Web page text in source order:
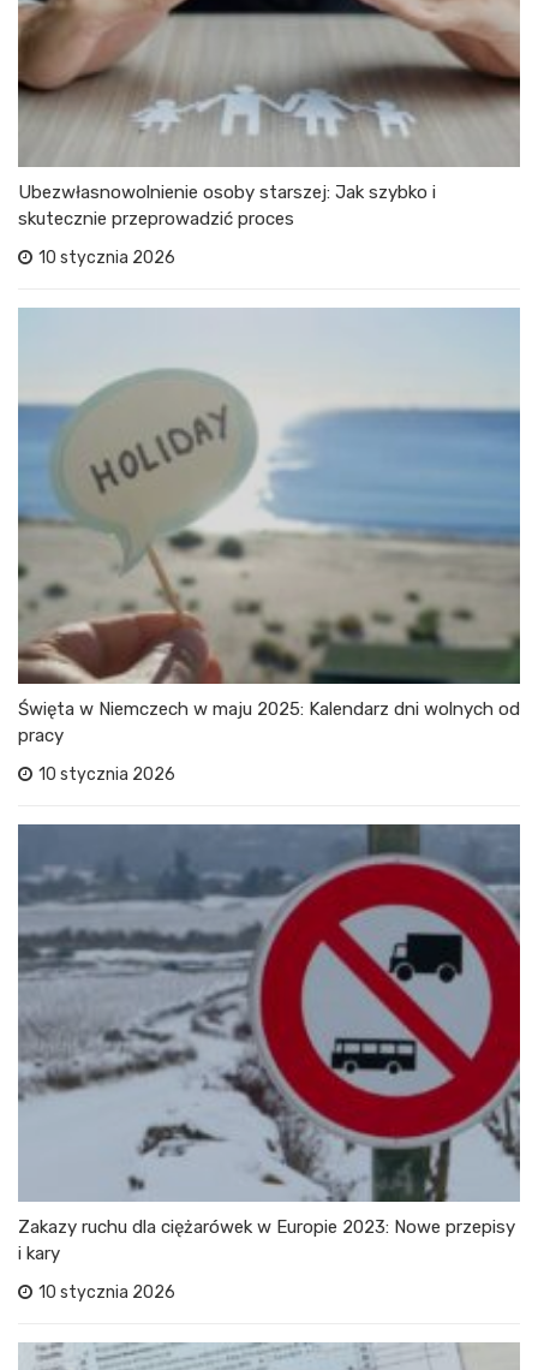
Ubezwłasnowolnienie osoby starszej: Jak szybko i
skutecznie przeprowadzić proces
10 stycznia 2026
Święta w Niemczech w maju 2025: Kalendarz dni wolnych od
pracy
10 stycznia 2026
Zakazy ruchu dla ciężarówek w Europie 2023: Nowe przepisy
i kary
10 stycznia 2026